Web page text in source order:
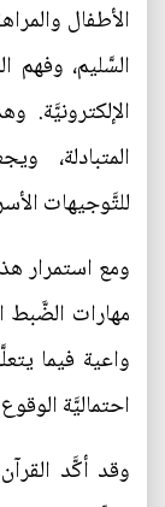
الأطفال
السَّليم، وفهم
الإلكترونيَّة.
المتبادلة،
للتَّوجيهات
ومع استمرار
مهارات الضَّبط
واعية فيما
احتماليَّة
وقد أكَّد